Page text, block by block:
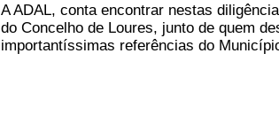
A ADAL, conta encontrar nestas
do Concelho de Loures, junto de quem
importantíssimas referências do